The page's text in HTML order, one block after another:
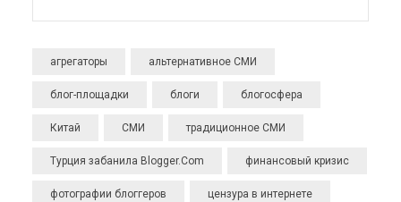
агрегаторы альтернативное СМИ
блог-площадки блоги блогосфера
Китай СМИ традиционное СМИ
Турция забанила Blogger.Com финансовый кризис
фотографии блоггеров цензура в интернете